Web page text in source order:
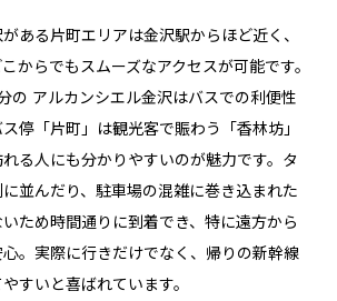
ある片町エリアは金沢駅からほど近く、
からでもスムーズなアクセスが可能です。
の アルカンシエル金沢はバスでの利便性
停「片町」は観光客で賑わう「香林坊」
る人にも分かりやすいのが魅力です。タ
並んだり、駐車場の混雑に巻き込まれた
ため時間通りに到着でき、特に遠方から
。実際に行きだけでなく、帰りの新幹線
すいと喜ばれています。